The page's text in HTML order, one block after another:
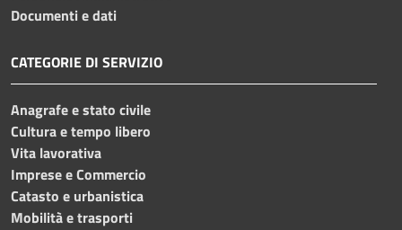
Documenti e dati
CATEGORIE DI SERVIZIO
Anagrafe e stato civile
Cultura e tempo libero
Vita lavorativa
Imprese e Commercio
Catasto e urbanistica
Mobilità e trasporti